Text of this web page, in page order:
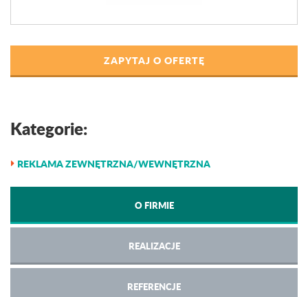
ZAPYTAJ O OFERTĘ
Kategorie:
REKLAMA ZEWNĘTRZNA/WEWNĘTRZNA
O FIRMIE
REALIZACJE
REFERENCJE